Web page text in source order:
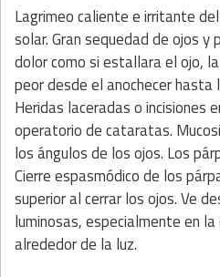
Lagrimeo caliente e irritante
solar. Gran sequedad de ojos
dolor como si estallara el ojo,
peor desde el anochecer hasta
Heridas laceradas o incisiones
operatorio de cataratas.
los ángulos de los ojos. Los
Cierre espasmódico de los
superior al cerrar los ojos. Ve
luminosas, especialmente en
alrededor de la luz.